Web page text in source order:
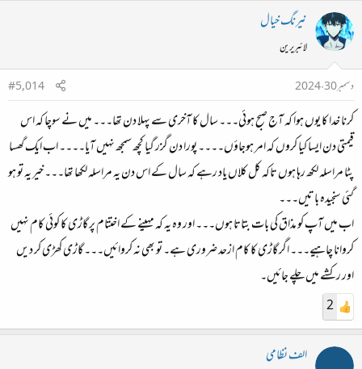
نیرنگ خیال
لائبریرین
دسمبر 30، 2024
#5,014
کرنا خدا کا یوں ہوا کہ آج صبح ہوئی۔۔۔ سال کا آخری سے پہلا دن تھا۔۔۔ میں نے سوچا کہ اس
قیمتی دن ایسا کیا کروں کہ امر ہوجاؤں۔۔۔۔ پورا دن گزر گیا کچھ سمجھ نہیں آیا۔۔۔۔ اب ایک گھسا
پٹا مراسلہ لکھ رہا ہوں تاکہ کل کلاں یاد رہے کہ سال کے اس دن یہ مراسلہ لکھا تھا۔۔۔ خیر یہ تو ہو
گئی سنجیدہ باتیں۔۔۔
اب میں آپ کو مذاق کی بات بتاتا ہوں۔۔۔ اور وہ یہ کہ مہینے کے اختتام پر گاڑی کا کوئی کام نہیں
کروانا چاہیے۔۔۔ اگر گاڑی کا کام ازحد ضروری ہے۔ تو بھی نہ کروائیں۔۔۔ گاڑی کھڑی کر دیں
اور رکشے میں چلے جائیں۔
2
الف نظامی